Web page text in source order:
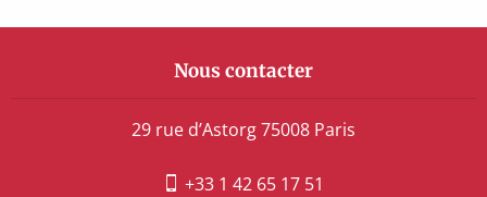
Nous contacter
29 rue d’Astorg 75008 Paris
+33 1 42 65 17 51